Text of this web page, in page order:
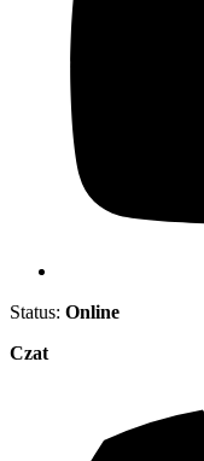
Status: Online
Czat